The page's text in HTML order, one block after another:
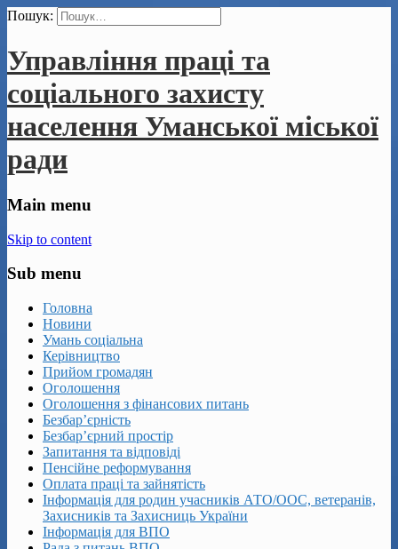
Пошук:
Управління праці та
соціального захисту
населення Уманської міської
ради
Main menu
Skip to content
Sub menu
Головна
Новини
Умань соціальна
Керівництво
Прийом громадян
Оголошення
Оголошення з фінансових питань
Безбар’єрність
Безбар’єрний простір
Запитання та відповіді
Пенсійне реформування
Оплата праці та зайнятість
Інформація для родин учасників АТО/ООС, ветеранів,
Захисників та Захисниць України
Інформація для ВПО